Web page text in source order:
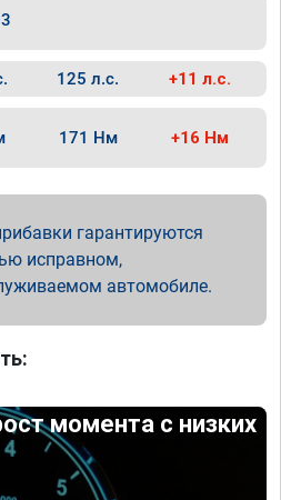
125 л.с. +11 л.с.
171 Нм +16 Нм
гарантируются
исправном,
автомобиле.
момента с низких